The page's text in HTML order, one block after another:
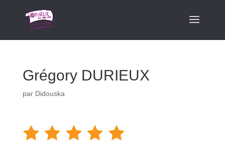
Grégory DURIEUX
par Didouska